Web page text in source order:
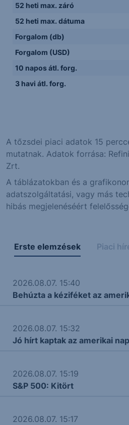
52 heti max. záró
52 heti max. dátuma
Forgalom (db)
Forgalom (USD)
10 napos átl. forg.
3 havi átl. forg.
A tőzsdei piaci adatok 15
mutatnak. Adatok forrása:
Zrt.
A táblázatokban és a
adatszolgáltatási, vagy más
hibás megjelenéséért
Erste elemzések Piaci
2026.08.07. 15:40
Behúzta a kéziféket az
2026.08.07. 15:32
Jó hírt kaptak az amerikai
2026.08.07. 15:19
S&P 500: Kitört
2026.08.07. 15:17